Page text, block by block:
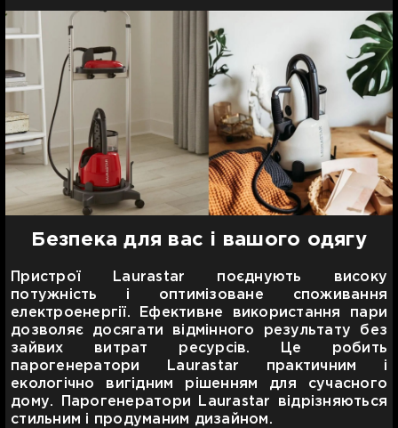
Безпека для вас і вашого одягу
Пристрої Laurastar поєднують високу
потужність і оптимізоване споживання
електроенергії. Ефективне використання пари
дозволяє досягати відмінного результату без
зайвих витрат ресурсів. Це робить
парогенератори Laurastar практичним і
екологічно вигідним рішенням для сучасного
дому. Парогенератори Laurastar відрізняються
стильним і продуманим дизайном.